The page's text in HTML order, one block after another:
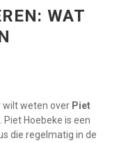
WAT
wilt weten over Piet
Hoebeke is een
die regelmatig in de